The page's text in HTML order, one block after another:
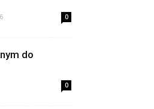
0
do
0